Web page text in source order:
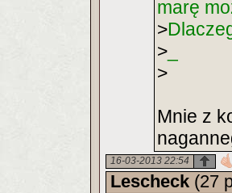
marę
>
>
>
Mnie z
16-03-2013 22:54
Lescheck (27